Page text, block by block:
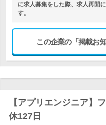
に求人募集をした際、求人再開
す。
この企業の「掲載お
【アプリエンジニア
休127日